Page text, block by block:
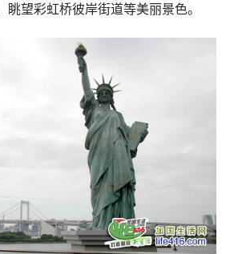
望彩虹桥彼岸街道等美丽景色。